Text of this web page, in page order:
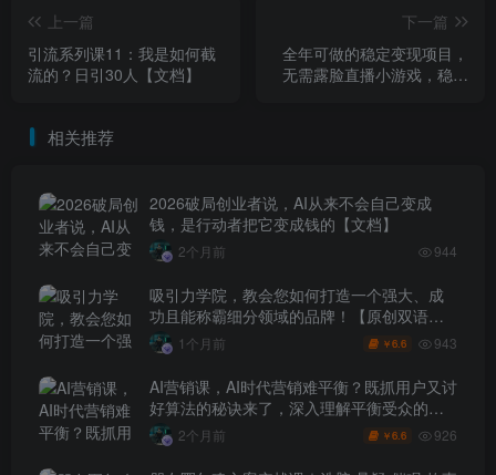
上一篇
引流系列课11：我是如何截
流的？日引30人【文档】
下一篇
全年可做的稳定变现项目，
无需露脸直播小游戏，稳定
相关推荐
2026破局创业者说，AI从来不会自己变成
钱，是行动者把它变成钱的【文档】
2个月前 944
吸引力学院，教会您如何打造一个强大、成
功且能称霸细分领域的品牌！【原创双语字
幕】 1个月前 ￥6.6 943
AI营销课，AI时代营销难平衡？既抓用户又讨
好算法的秘诀来了，深入理解平衡受众的需
求【原创双语字幕】
2个月前 ￥6.6 926